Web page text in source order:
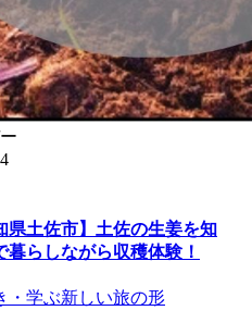
県土佐市】土佐の生姜を知
らしながら収穫体験！
・学ぶ新しい旅の形